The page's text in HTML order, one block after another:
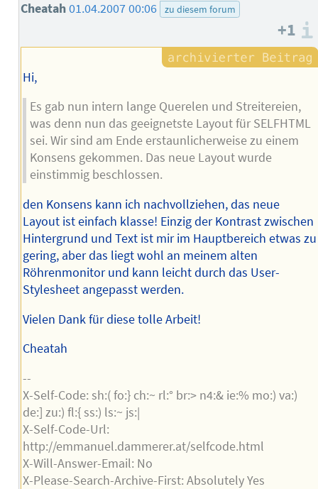
Cheatah01.04.2007 00:06 zu diesem forum
+1
Hi,
Es gab nun intern lange Querelen und Streitereien,
was denn nun das geeignetste Layout für SELFHTML
sei. Wir sind am Ende erstaunlicherweise zu einem
Konsens gekommen. Das neue Layout wurde
einstimmig beschlossen.
den Konsens kann ich nachvollziehen, das neue
Layout ist einfach klasse! Einzig der Kontrast zwischen
Hintergrund und Text ist mir im Hauptbereich etwas zu
gering, aber das liegt wohl an meinem alten
Röhrenmonitor und kann leicht durch das User-
Stylesheet angepasst werden.
Vielen Dank für diese tolle Arbeit!
Cheatah
--
X-Self-Code: sh:( fo:} ch:~ rl:° br:> n4:& ie:% mo:) va:)
de:] zu:) fl:{ ss:) ls:~ js:|
X-Self-Code-Url:
http://emmanuel.dammerer.at/selfcode.html
X-Will-Answer-Email: No
X-Please-Search-Archive-First: Absolutely Yes